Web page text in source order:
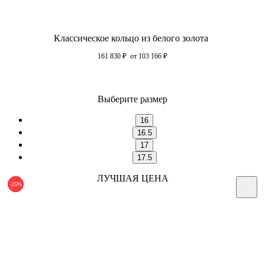
Классическое кольцо из белого золота
161 830 ₽ от 103 166 ₽
Выберите размер
16
16.5
17
17.5
-25%
ЛУЧШАЯ ЦЕНА